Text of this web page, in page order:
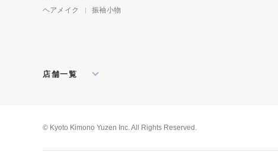
ヘアメイク
振袖小物
店舗一覧
松戸店
東京本館 新宿店
© Kyoto Kimono Yuzen Inc. All Rights Reserved.